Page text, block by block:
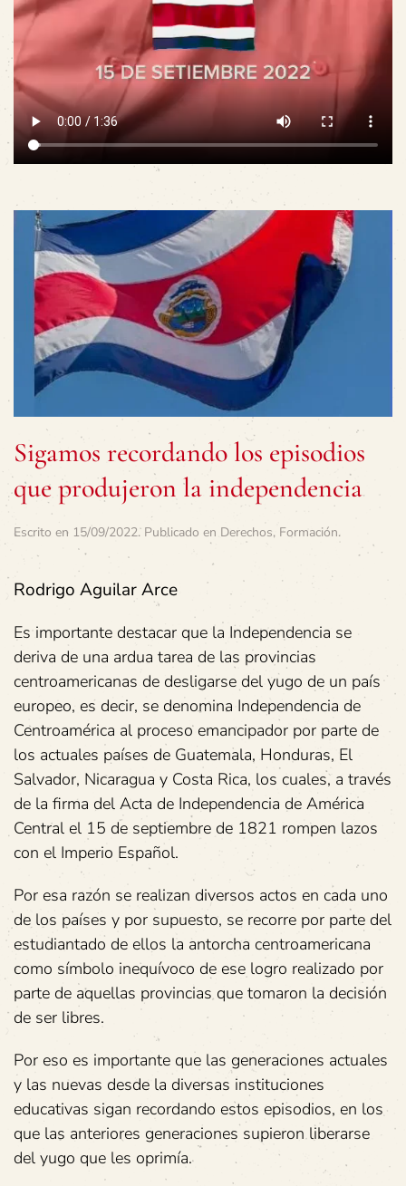
Sigamos recordando los episodios
que produjeron la independencia
Escrito en 15/09/2022. Publicado en Derechos, Formación.
Rodrigo Aguilar Arce
Es importante destacar que la Independencia se
deriva de una ardua tarea de las provincias
centroamericanas de desligarse del yugo de un país
europeo, es decir, se denomina Independencia de
Centroamérica al proceso emancipador por parte de
los actuales países de Guatemala, Honduras, El
Salvador, Nicaragua y Costa Rica, los cuales, a través
de la firma del Acta de Independencia de América
Central el 15 de septiembre de 1821 rompen lazos
con el Imperio Español.
Por esa razón se realizan diversos actos en cada uno
de los países y por supuesto, se recorre por parte del
estudiantado de ellos la antorcha centroamericana
como símbolo inequívoco de ese logro realizado por
parte de aquellas provincias que tomaron la decisión
de ser libres.
Por eso es importante que las generaciones actuales
y las nuevas desde la diversas instituciones
educativas sigan recordando estos episodios, en los
que las anteriores generaciones supieron liberarse
del yugo que les oprimía.